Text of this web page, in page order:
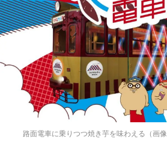
路面電車に乗りつつ焼き芋を味わえる（画